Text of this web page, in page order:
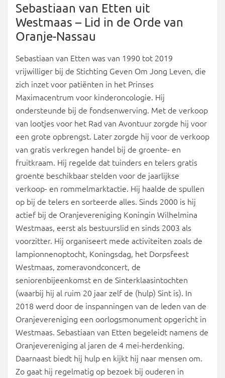
Sebastiaan van Etten uit
Westmaas – Lid in de Orde van
Oranje-Nassau
Sebastiaan van Etten was van 1990 tot 2019
vrijwilliger bij de Stichting Geven Om Jong Leven, die
zich inzet voor patiënten in het Prinses
Maximacentrum voor kinderoncologie. Hij
ondersteunde bij de fondsenwerving. Met de verkoop
van lootjes voor het Rad van Avontuur zorgde hij voor
een grote opbrengst. Later zorgde hij voor de verkoop
van gratis verkregen handel bij de groente- en
fruitkraam. Hij regelde dat tuinders en telers gratis
groente beschikbaar stelden voor de jaarlijkse
verkoop- en rommelmarktactie. Hij haalde de spullen
op bij de telers en sorteerde alles. Sinds 2000 is hij
actief bij de Oranjevereniging Koningin Wilhelmina
Westmaas, eerst als bestuurslid en sinds 2003 als
voorzitter. Hij organiseert mede activiteiten zoals de
lampionnenoptocht, Koningsdag, het Dorpsfeest
Westmaas, zomeravondconcert, de
seniorenbijeenkomst en de Sinterklaasintochten
(waarbij hij al ruim 20 jaar zelf de (hulp) Sint is). In
2018 werd door de inspanningen van de leden van de
Oranjevereniging een oorlogsmonument opgericht in
Westmaas. Sebastiaan van Etten begeleidt namens de
Oranjevereniging al jaren de 4 mei-herdenking.
Daarnaast biedt hij hulp en kijkt hij naar mensen om.
Zo gaat hij regelmatig op bezoek bij ouderen in